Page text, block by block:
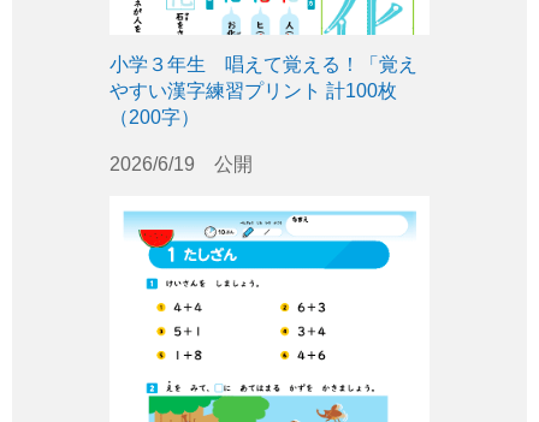
小学３年生 唱えて覚える！「覚え
やすい漢字練習プリント 計100枚
（200字）
2026/6/19 公開